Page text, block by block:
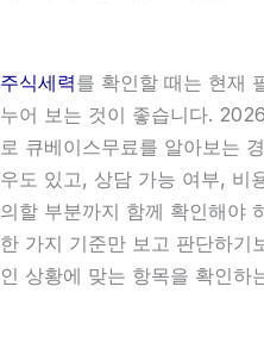
주식세력를 확인할 때는 현재
누어 보는 것이 좋습니다.
로 큐베이스무료를 알아보는
우도 있고, 상담 가능 여부, 비
의할 부분까지 함께 확인해야
한 가지 기준만 보고 판단하기
인 상황에 맞는 항목을 확인하